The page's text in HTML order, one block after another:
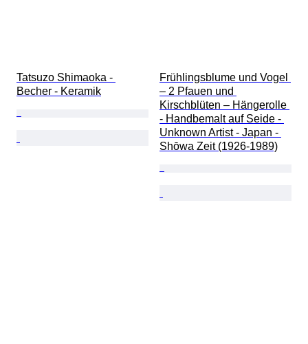
Tatsuzo Shimaoka -
Becher - Keramik
Frühlingsblume und Vogel
– 2 Pfauen und
Kirschblüten – Hängerolle
- Handbemalt auf Seide -
Unknown Artist - Japan -
Shōwa Zeit (1926-1989)